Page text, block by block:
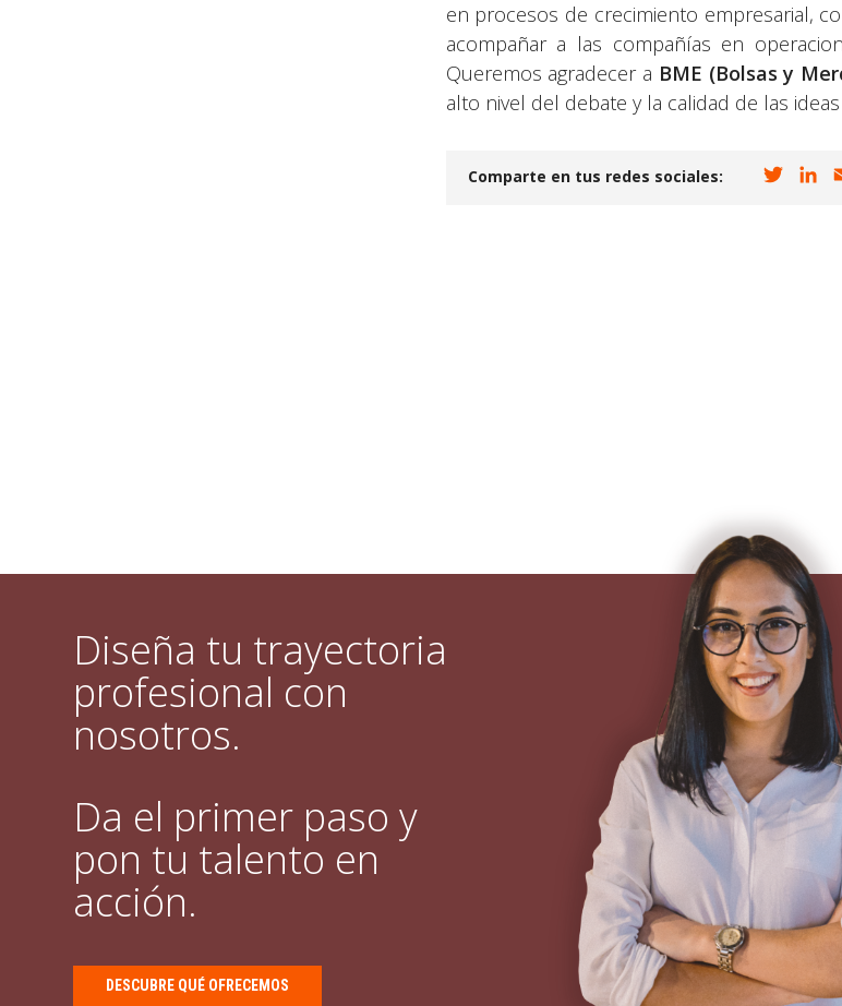
en procesos de crecimiento empresarial,
acompañar a las compañías en
Queremos agradecer a BME (Bolsas y
alto nivel del debate y la calidad de las
Comparte en tus redes sociales:
Diseña tu trayectoria
profesional con
nosotros.
Da el primer paso y
pon tu talento en
acción.
DESCUBRE QUÉ OFRECEMOS